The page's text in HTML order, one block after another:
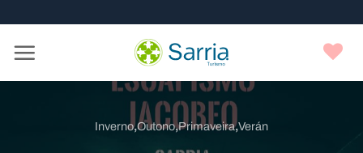
este
web
to
Inverno,Outono,Primaveira,Verán